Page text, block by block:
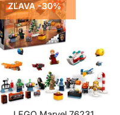
ZĽAVA -30%